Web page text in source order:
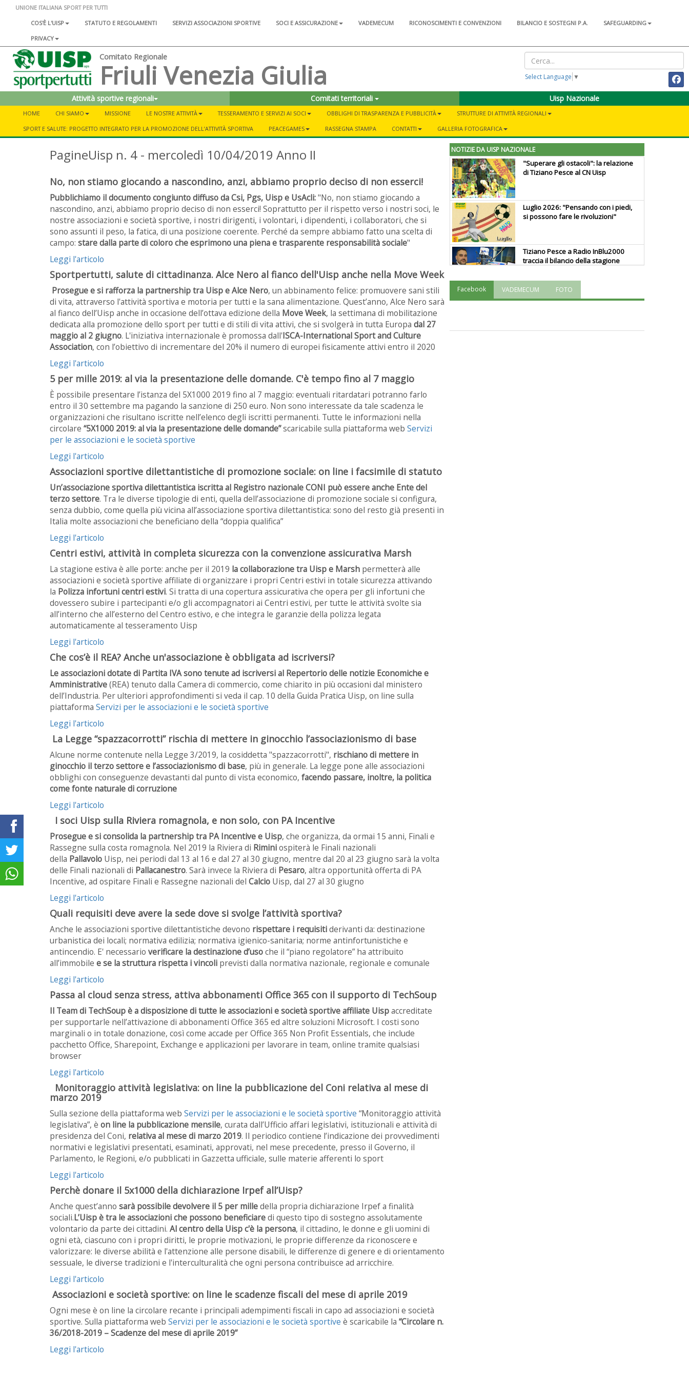
UNIONE ITALIANA SPORT PER TUTTI
COS'È L'UISP
STATUTO E REGOLAMENTI SERVIZI ASSOCIAZIONI SPORTIVE SOCI E ASSICURAZIONE VADEMECUM RICONOSCIMENTI E CONVENZIONI BILANCIO E SOSTEGNI P.A.
SAFEGUARDING
PRIVACY
Comitato Regionale
Friuli Venezia Giulia Select Language ▼
Attività sportive regionali Comitati territoriali Uisp Nazionale
HOME CHI SIAMO MISSIONE LE NOSTRE ATTIVITÀ TESSERAMENTO E SERVIZI AI SOCI OBBLIGHI DI TRASPARENZA E PUBBLICITÀ
STRUTTURE DI ATTIVITÀ REGIONALI
SPORT E SALUTE: PROGETTO INTEGRATO PER LA PROMOZIONE DELL’ATTIVITÀ SPORTIVA
PEACEGAMES RASSEGNA STAMPA CONTATTI GALLERIA FOTOGRAFICA
PagineUisp n. 4 - mercoledì 10/04/2019 Anno II
No, non stiamo giocando a nascondino, anzi, abbiamo proprio deciso di non esserci!
Pubblichiamo il documento congiunto diffuso da Csi, Pgs, Uisp e UsAcli:"No, non stiamo giocando a
nascondino, anzi, abbiamo proprio deciso di non esserci! Soprattutto per il rispetto verso i nostri soci, le
nostre associazioni e società sportive, i nostri dirigenti, i volontari, i dipendenti, i collaboratori, che si
sono assunti il peso, la fatica, di una posizione coerente. Perché da sempre abbiamo fatto una scelta di
campo: stare dalla parte di coloro che esprimono una piena e trasparente responsabilità sociale"
Leggi l'articolo
Sportpertutti, salute di cittadinanza. Alce Nero al fianco dell'Uisp anche nella Move Week
Prosegue e si rafforza la partnership tra Uisp e Alce Nero, un abbinamento felice: promuovere sani stili
di vita, attraverso l'attività sportiva e motoria per tutti e la sana alimentazione. Quest’anno, Alce Nero sarà
al fianco dell’Uisp anche in occasione dell’ottava edizione della Move Week, la settimana di mobilitazione
dedicata alla promozione dello sport per tutti e di stili di vita attivi, che si svolgerà in tutta Europa dal 27
maggio al 2 giugno. L'iniziativa internazionale è promossa dall'ISCA-International Sport and Culture
Association, con l’obiettivo di incrementare del 20% il numero di europei fisicamente attivi entro il 2020
Leggi l'articolo
5 per mille 2019: al via la presentazione delle domande. C'è tempo fino al 7 maggio
È possibile presentare l’istanza del 5X1000 2019 fino al 7 maggio: eventuali ritardatari potranno farlo
entro il 30 settembre ma pagando la sanzione di 250 euro. Non sono interessate da tale scadenza le
organizzazioni che risultano iscritte nell’elenco degli iscritti permanenti. Tutte le informazioni nella
circolare “5X1000 2019: al via la presentazione delle domande”scaricabile sulla piattaforma web Servizi
per le associazioni e le società sportive
Leggi l'articolo
Associazioni sportive dilettantistiche di promozione sociale: on line i facsimile di statuto
Un’associazione sportiva dilettantistica iscritta al Registro nazionale CONI può essere anche Ente del
terzo settore. Tra le diverse tipologie di enti, quella dell’associazione di promozione sociale si configura,
senza dubbio, come quella più vicina all’associazione sportiva dilettantistica: sono del resto già presenti in
Italia molte associazioni che beneficiano della “doppia qualifica”
Leggi l'articolo
Centri estivi, attività in completa sicurezza con la convenzione assicurativa Marsh
La stagione estiva è alle porte: anche per il 2019 la collaborazione tra Uisp e Marsh permetterà alle
associazioni e società sportive affiliate di organizzare i propri Centri estivi in totale sicurezza attivando
la Polizza infortuni centri estivi. Si tratta di una copertura assicurativa che opera per gli infortuni che
dovessero subire i partecipanti e/o gli accompagnatori ai Centri estivi, per tutte le attività svolte sia
all’interno che all’esterno del Centro estivo, e che integra le garanzie della polizza legata
automaticamente al tesseramento Uisp
Leggi l'articolo
Che cos’è il REA? Anche un'associazione è obbligata ad iscriversi?
Le associazioni dotate di Partita IVA sono tenute ad iscriversi al Repertorio delle notizie Economiche e
Amministrative(REA) tenuto dalla Camera di commercio, come chiarito in più occasioni dal ministero
dell’Industria. Per ulteriori approfondimenti si veda il cap. 10 della Guida Pratica Uisp, on line sulla
piattaforma Servizi per le associazioni e le società sportive
Leggi l'articolo
La Legge “spazzacorrotti” rischia di mettere in ginocchio l’associazionismo di base
Alcune norme contenute nella Legge 3/2019, la cosiddetta "spazzacorrotti", rischiano di mettere in
ginocchio il terzo settore e l’associazionismo di base, più in generale. La legge pone alle associazioni
obblighi con conseguenze devastanti dal punto di vista economico, facendo passare, inoltre, la politica
come fonte naturale di corruzione
Leggi l'articolo
I soci Uisp sulla Riviera romagnola, e non solo, con PA Incentive
Prosegue e si consolida la partnership tra PA Incentive e Uisp, che organizza, da ormai 15 anni, Finali e
Rassegne sulla costa romagnola. Nel 2019 la Riviera di Riminiospiterà le Finali nazionali
della Pallavolo Uisp, nei periodi dal 13 al 16 e dal 27 al 30 giugno, mentre dal 20 al 23 giugno sarà la volta
delle Finali nazionali di Pallacanestro. Sarà invece la Riviera di Pesaro, altra opportunità offerta di PA
Incentive, ad ospitare Finali e Rassegne nazionali del Calcio Uisp, dal 27 al 30 giugno
Leggi l'articolo
Quali requisiti deve avere la sede dove si svolge l’attività sportiva?
Anche le associazioni sportive dilettantistiche devono rispettare i requisitiderivanti da: destinazione
urbanistica dei locali; normativa edilizia; normativa igienico-sanitaria; norme antinfortunistiche e
antincendio. E' necessario verificare la destinazione d’usoche il “piano regolatore” ha attribuito
all’immobile e se la struttura rispetta i vincoli previsti dalla normativa nazionale, regionale e comunale
Leggi l'articolo
Passa al cloud senza stress, attiva abbonamenti Office 365 con il supporto di TechSoup
Il Team di TechSoup è a disposizione di tutte le associazioni e società sportive affiliate Uispaccreditate
per supportarle nell’attivazione di abbonamenti Office 365 ed altre soluzioni Microsoft. I costi sono
marginali o in totale donazione, così come accade per Office 365 Non Profit Essentials, che include
pacchetto Office, Sharepoint, Exchange e applicazioni per lavorare in team, online tramite qualsiasi
browser
Leggi l'articolo
Monitoraggio attività legislativa: on line la pubblicazione del Coni relativa al mese di
marzo 2019
Sulla sezione della piattaforma web Servizi per le associazioni e le società sportive “Monitoraggio attività
legislativa”, è on line la pubblicazione mensile, curata dall’Ufficio affari legislativi, istituzionali e attività di
presidenza del Coni, relativa al mese di marzo 2019. Il periodico contiene l’indicazione dei provvedimenti
normativi e legislativi presentati, esaminati, approvati, nel mese precedente, presso il Governo, il
Parlamento, le Regioni, e/o pubblicati in Gazzetta ufficiale, sulle materie afferenti lo sport
Leggi l'articolo
Perchè donare il 5x1000 della dichiarazione Irpef all’Uisp?
Anche quest’anno sarà possibile devolvere il 5 per milledella propria dichiarazione Irpef a finalità
sociali.L’Uisp è tra le associazioni che possono beneficiaredi questo tipo di sostegno assolutamente
volontario da parte dei cittadini. Al centro della Uisp c'è la persona, il cittadino, le donne e gli uomini di
ogni età, ciascuno con i propri diritti, le proprie motivazioni, le proprie differenze da riconoscere e
valorizzare: le diverse abilità e l'attenzione alle persone disabili, le differenze di genere e di orientamento
sessuale, le diverse tradizioni e l'interculturalità che ogni persona contribuisce ad arricchire.
Leggi l'articolo
Associazioni e società sportive: on line le scadenze fiscali del mese di aprile 2019
Ogni mese è on line la circolare recante i principali adempimenti fiscali in capo ad associazioni e società
sportive. Sulla piattaforma web Servizi per le associazioni e le società sportive è scaricabile la “Circolare n.
36/2018-2019 – Scadenze del mese di aprile 2019”
Leggi l'articolo
NOTIZIE DA UISP NAZIONALE
"Superare gli ostacoli": la relazione
di Tiziano Pesce al CN Uisp
Luglio 2026: "Pensando con i piedi,
si possono fare le rivoluzioni"
Tiziano Pesce a Radio InBlu2000
traccia il bilancio della stagione
Facebook VADEMECUM FOTO